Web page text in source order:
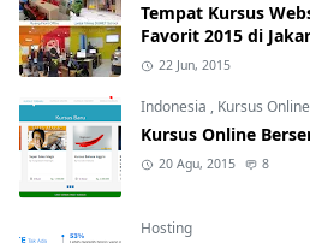
Tempat Kursus
Favorit 2015 di
22 Jun, 2015
Indonesia , Kursus Online
Kursus Online
20 Agu, 2015 8
Hosting